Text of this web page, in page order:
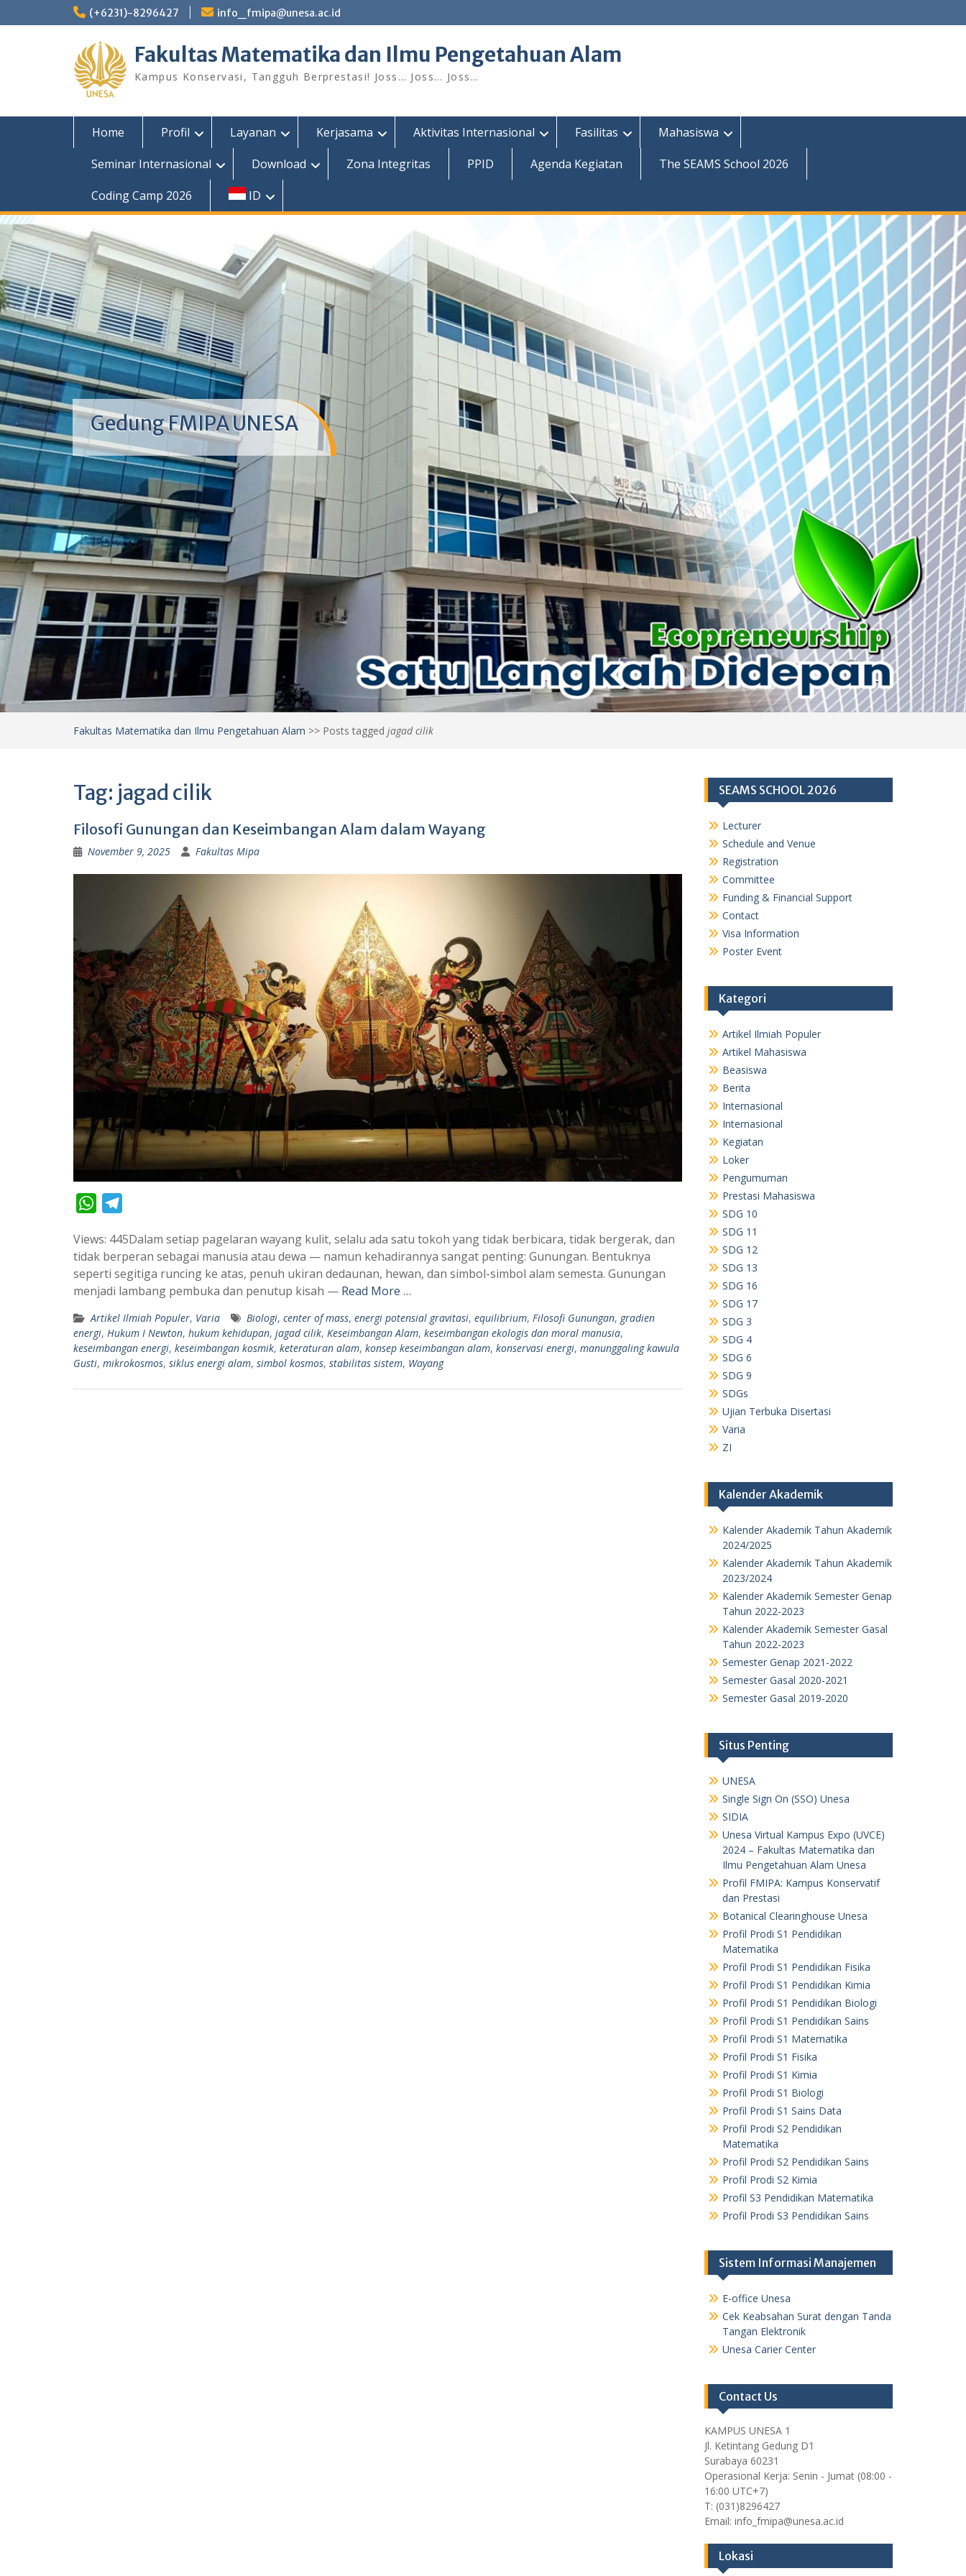
to
(+6231)-8296427 info_fmipa@unesa.ac.id
Fakultas Matematika dan Ilmu Pengetahuan Alam
Kampus Konservasi, Tangguh Berprestasi! Joss… Joss… Joss…
Home Profil Layanan Kerjasama Aktivitas Internasional Fasilitas
Mahasiswa
Seminar Internasional
Download Zona Integritas PPID Agenda Kegiatan
The SEAMS School 2026
Coding Camp 2026
ID
Gedung FMIPA UNESA
Fakultas Matematika dan Ilmu Pengetahuan Alam >> Posts tagged jagad cilik
Tag: jagad cilik
Filosofi Gunungan dan Keseimbangan Alam dalam Wayang
November 9, 2025 Fakultas Mipa
W
a
t
s
p
p
l
e
g
a
m
Views: 445Dalam setiap pagelaran wayang kulit, selalu ada satu tokoh yang tidak berbicara, tidak bergerak, dan
tidak berperan sebagai manusia atau dewa — namun kehadirannya sangat penting: Gunungan. Bentuknya
seperti segitiga runcing ke atas, penuh ukiran dedaunan, hewan, dan simbol-simbol alam semesta. Gunungan
menjadi lambang pembuka dan penutup kisah — Read More …
Artikel Ilmiah Populer, Varia Biologi, center of mass, energi potensial gravitasi, equilibrium, Filosofi Gunungan, gradien
energi, Hukum I Newton, hukum kehidupan, jagad cilik, Keseimbangan Alam, keseimbangan ekologis dan moral manusia,
keseimbangan energi, keseimbangan kosmik, keteraturan alam, konsep keseimbangan alam, konservasi energi, manunggaling kawula
Gusti, mikrokosmos, siklus energi alam, simbol kosmos, stabilitas sistem, Wayang
SEAMS SCHOOL 2026
Lecturer
Schedule and Venue
Registration
Committee
Funding & Financial Support
Contact
Visa Information
Poster Event
Kategori
Artikel Ilmiah Populer
Artikel Mahasiswa
Beasiswa
Berita
Internasional
Internasional
Kegiatan
Loker
Pengumuman
Prestasi Mahasiswa
SDG 10
SDG 11
SDG 12
SDG 13
SDG 16
SDG 17
SDG 3
SDG 4
SDG 6
SDG 9
SDGs
Ujian Terbuka Disertasi
Varia
ZI
Kalender Akademik
Kalender Akademik Tahun Akademik
2024/2025
Kalender Akademik Tahun Akademik
2023/2024
Kalender Akademik Semester Genap
Tahun 2022-2023
Kalender Akademik Semester Gasal
Tahun 2022-2023
Semester Genap 2021-2022
Semester Gasal 2020-2021
Semester Gasal 2019-2020
Situs Penting
UNESA
Single Sign On (SSO) Unesa
SIDIA
Unesa Virtual Kampus Expo (UVCE)
2024 – Fakultas Matematika dan
Ilmu Pengetahuan Alam Unesa
Profil FMIPA: Kampus Konservatif
dan Prestasi
Botanical Clearinghouse Unesa
Profil Prodi S1 Pendidikan
Matematika
Profil Prodi S1 Pendidikan Fisika
Profil Prodi S1 Pendidikan Kimia
Profil Prodi S1 Pendidikan Biologi
Profil Prodi S1 Pendidikan Sains
Profil Prodi S1 Matematika
Profil Prodi S1 Fisika
Profil Prodi S1 Kimia
Profil Prodi S1 Biologi
Profil Prodi S1 Sains Data
Profil Prodi S2 Pendidikan
Matematika
Profil Prodi S2 Pendidikan Sains
Profil Prodi S2 Kimia
Profil S3 Pendidikan Matematika
Profil Prodi S3 Pendidikan Sains
Sistem Informasi Manajemen
E-office Unesa
Cek Keabsahan Surat dengan Tanda
Tangan Elektronik
Unesa Carier Center
Contact Us
KAMPUS UNESA 1
Jl. Ketintang Gedung D1
Surabaya 60231
Operasional Kerja: Senin - Jumat (08:00 -
16:00 UTC+7)
T: (031)8296427
Email: info_fmipa@unesa.ac.id
Lokasi